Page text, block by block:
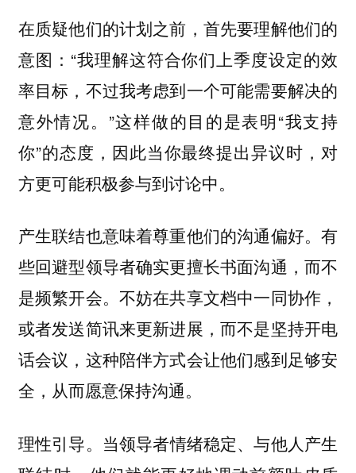
在质疑他们的计划之前，首先要理解他们的
意图：“我理解这符合你们上季度设定的效
率目标，不过我考虑到一个可能需要解决的
意外情况。”这样做的目的是表明“我支持
你”的态度，因此当你最终提出异议时，对
方更可能积极参与到讨论中。
产生联结也意味着尊重他们的沟通偏好。有
些回避型领导者确实更擅长书面沟通，而不
是频繁开会。不妨在共享文档中一同协作，
或者发送简讯来更新进展，而不是坚持开电
话会议，这种陪伴方式会让他们感到足够安
全，从而愿意保持沟通。
理性引导。 当领导者情绪稳定、与他人产生